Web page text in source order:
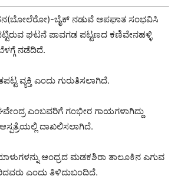
ಬೈಕ್ ನಡುವೆ ಅಪಘಾತ ಸಂಭವಿಸಿ
ಘಟನೆ ಪಾವಗಡ ಪಟ್ಟಣದ ಕಣಿವೇನಹಳ್ಳಿ
ನಡೆದಿದೆ.
ವ್ಯಕ್ತಿ ಎಂದು ಗುರುತಿಸಲಾಗಿದೆ.
ಎಂಬವರಿಗೆ ಗಂಭೀರ ಗಾಯಗಳಾಗಿದ್ದು
ದಾಖಲಿಸಲಾಗಿದೆ.
ಆಂಧ್ರದ ಮಡಕಶಿರಾ ತಾಲೂಕಿನ ಎಗುವ
ಎಂದು ತಿಳಿದುಬಂದಿದೆ.